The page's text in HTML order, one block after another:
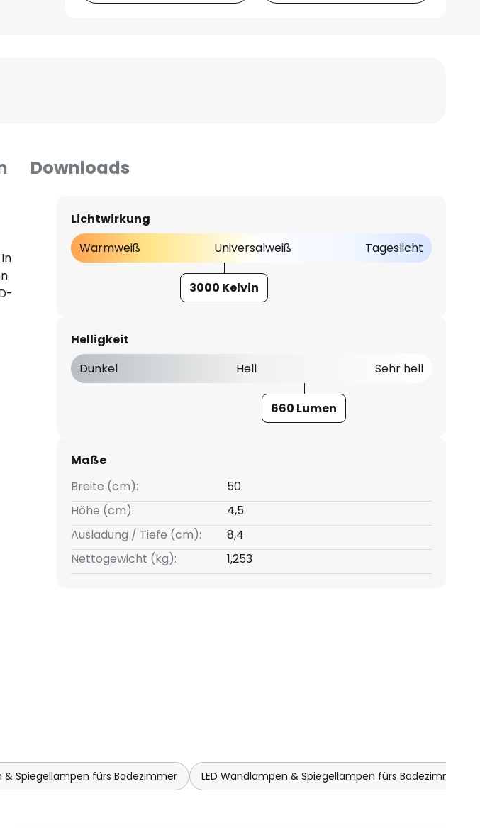
Downloads
Lichtwirkung
Warmweiß
Universalweiß Tageslicht
3000 Kelvin
Helligkeit
Dunkel
Hell Sehr hell
660 Lumen
Maße
Breite (cm):
50
Höhe (cm):
4,5
Ausladung / Tiefe (cm):
8,4
Nettogewicht (kg):
1,253
& Spiegellampen fürs Badezimmer LED Wandlampen & Spiegellampen fürs Badezimmer